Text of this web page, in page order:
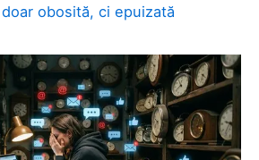
obosită, ci epuizată